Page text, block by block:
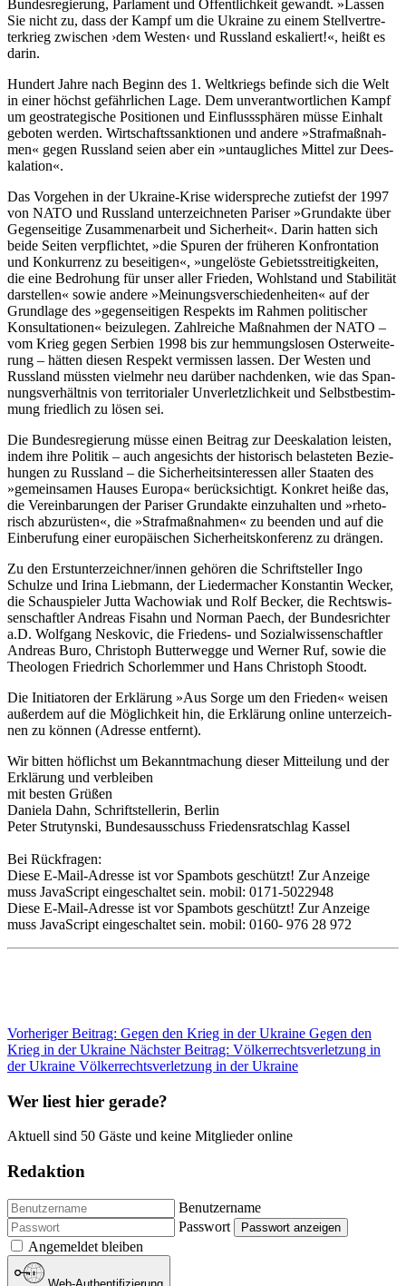
Bun­des­re­gie­rung, Par­la­ment und Öf­fent­lich­keit ge­wandt. »Las­sen
Sie nicht zu, dass der Kampf um die Ukrai­ne zu ei­nem Stell­ver­tre­
ter­krieg zwi­schen ›dem Wes­ten‹ und Russ­land es­ka­liert!«, heißt es
darin.
Hun­dert Jah­re nach Be­ginn des 1. Welt­kriegs be­fin­de sich die Welt
in ei­ner höchst ge­fähr­li­chen La­ge. Dem un­ver­ant­wort­li­chen Kampf
um geo­stra­te­gi­sche Po­si­tio­nen und Ein­fluss­sphä­ren müs­se Ein­halt
ge­bo­ten wer­den. Wirt­schafts­sank­tio­nen und an­de­re »Straf­maß­nah­
men« ge­gen Russ­land sei­en aber ein »un­taug­li­ches Mit­tel zur De­es­
ka­la­ti­on«.
Das Vor­ge­hen in der Ukrai­ne-Kri­se wi­der­spre­che zu­tiefst der 1997
von NA­TO und Russ­land un­ter­zeich­ne­ten Pa­ri­ser »Grund­ak­te über
Ge­gen­sei­ti­ge Zu­sam­men­ar­beit und Si­cher­heit«. Dar­in hat­ten sich
bei­de Sei­ten ver­pflich­tet, »die Spu­ren der frü­he­ren Kon­fron­ta­ti­on
und Kon­kur­renz zu be­sei­ti­gen«, »un­ge­lös­te Ge­biets­strei­tig­kei­ten,
die ei­ne Be­dro­hung für un­ser al­ler Frie­den, Wohl­stand und Sta­bi­li­tät
dar­stel­len« so­wie an­de­re »Mei­nungs­ver­schie­den­hei­ten« auf der
Grund­la­ge des »ge­gen­sei­ti­gen Re­spekts im Rah­men po­li­ti­scher
Kon­sul­ta­tio­nen« bei­zu­le­gen. Zahl­rei­che Maß­nah­men der NA­TO –
vom Krieg ge­gen Ser­bi­en 1998 bis zur hem­mungs­lo­sen Ost­erwei­te­
rung – hät­ten die­sen Re­spekt ver­mis­sen las­sen. Der Wes­ten und
Russ­land müss­ten viel­mehr neu dar­über nach­den­ken, wie das Span­
nungs­ver­hält­nis von ter­ri­to­ria­ler Un­ver­letz­lich­keit und Selbst­be­stim­
mung fried­lich zu lö­sen sei.
Die Bun­des­re­gie­rung müs­se ei­nen Bei­trag zur De­es­ka­la­ti­on leis­ten,
in­dem ih­re Po­li­tik – auch an­ge­sichts der his­to­risch be­las­te­ten Be­zie­
hun­gen zu Russ­land – die Si­cher­heits­in­ter­es­sen al­ler Staa­ten des
»ge­mein­sa­men Hau­ses Eu­ro­pa« be­rück­sich­tigt. Kon­kret hei­ße das,
die Ver­ein­ba­run­gen der Pa­ri­ser Grund­ak­te ein­zu­hal­ten und »rhe­to­
risch ab­zu­rüs­ten«, die »Straf­maß­nah­men« zu be­en­den und auf die
Ein­be­ru­fung ei­ner eu­ro­päi­schen Si­cher­heits­kon­fe­renz zu drän­gen.
Zu den Erst­un­ter­zeich­ner/in­nen ge­hö­ren die Schrift­stel­ler In­go
Schul­ze und Iri­na Lieb­mann, der Lie­der­ma­cher Kon­stan­tin We­cker,
die Schau­spie­ler Jut­ta Wa­cho­w­i­ak und Rolf Be­cker, die Rechts­wis­
sen­schaft­ler An­dre­as Fisahn und Nor­man Pa­ech, der Bun­des­rich­ter
a.D. Wolf­gang Nes­ko­vic, die Frie­dens- und So­zi­al­wis­sen­schaft­ler
An­dre­as Bu­ro, Chris­toph But­ter­weg­ge und Wer­ner Ruf, so­wie die
Theo­lo­gen Fried­rich Schor­lem­mer und Hans Chris­toph Stoodt.
Die In­itia­to­ren der Er­klä­rung »Aus Sor­ge um den Frie­den« wei­sen
au­ßer­dem auf die Mög­lich­keit hin, die Er­klä­rung on­line un­ter­zeich­
nen zu kön­nen (Adresse entfernt).
Wir bitten höflichst um Bekanntmachung dieser Mitteilung und der
Erklärung und verbleiben
mit besten Grüßen
Daniela Dahn, Schriftstellerin, Berlin
Peter Strutynski, Bundesausschuss Friedensratschlag Kassel
Bei Rückfragen:
Diese E-Mail-Adresse ist vor Spambots geschützt! Zur Anzeige
muss JavaScript eingeschaltet sein. mobil: 0171-5022948
Diese E-Mail-Adresse ist vor Spambots geschützt! Zur Anzeige
muss JavaScript eingeschaltet sein. mobil: 0160- 976 28 972
Vorheriger Beitrag: Gegen den Krieg in der Ukraine Gegen den
Krieg in der Ukraine Nächster Beitrag: Völkerrechtsverletzung in
der Ukraine Völkerrechtsverletzung in der Ukraine
Wer liest hier gerade?
Aktuell sind 50 Gäste und keine Mitglieder online
Redaktion
Benutzername
Passwort
Passwort anzeigen
Angemeldet bleiben